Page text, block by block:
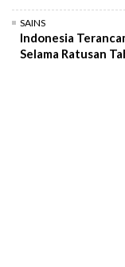
SAINS
Indonesia
Selama Ratusan